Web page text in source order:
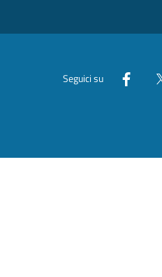
Seguici su